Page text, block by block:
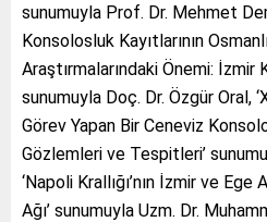
sunumuyla Prof. Dr. Mehmet
Konsolosluk Kayıtlarının
Araştırmalarındaki Önemi: İzmir
sunumuyla Doç. Dr. Özgür Oral,
Görev Yapan Bir Ceneviz
Gözlemleri ve Tespitleri’
‘Napoli Krallığı’nın İzmir ve
Ağı’ sunumuyla Uzm. Dr.